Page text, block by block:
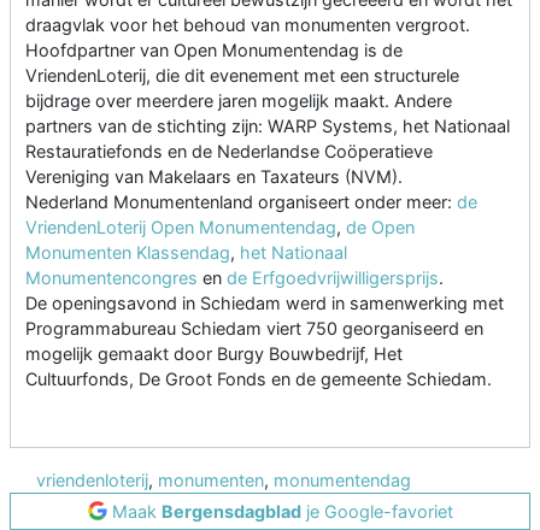
draagvlak voor het behoud van monumenten vergroot.
Hoofdpartner van Open Monumentendag is de
VriendenLoterij, die dit evenement met een structurele
bijdrage over meerdere jaren mogelijk maakt. Andere
partners van de stichting zijn: WARP Systems, het Nationaal
Restauratiefonds en de Nederlandse Coöperatieve
Vereniging van Makelaars en Taxateurs (NVM).
Nederland Monumentenland organiseert onder meer: de
VriendenLoterij Open Monumentendag, de Open
Monumenten Klassendag, het Nationaal
Monumentencongres en de Erfgoedvrijwilligersprijs.
De openingsavond in Schiedam werd in samenwerking met
Programmabureau Schiedam viert 750 georganiseerd en
mogelijk gemaakt door Burgy Bouwbedrijf, Het
Cultuurfonds, De Groot Fonds en de gemeente Schiedam.
vriendenloterij, monumenten, monumentendag
Maak Bergensdagbladje Google-favoriet